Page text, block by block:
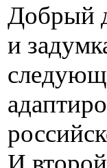
Добрый
и